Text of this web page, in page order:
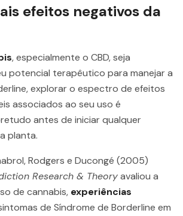
efeitos negativos da
, especialmente o CBD, seja
potencial terapêutico para manejar a
explorar o espectro de efeitos
associados ao seu uso é
antes de iniciar qualquer
planta.
Rodgers e Ducongé (2005)
Research & Theoryavaliou a
de cannabis, experiências
de Síndrome de Borderline em